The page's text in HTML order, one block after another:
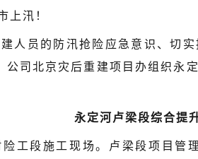
上汛！
人员的防汛抢险应急意识、切
公司北京灾后重建项目办组织永
永定河卢梁段综合提
工段施工现场。卢梁段项目管